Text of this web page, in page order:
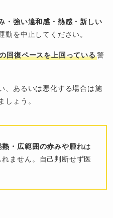
・強い違和感・熱感・新しい
動を中止してください。
回復ペースを上回っている警
、あるいは悪化する場合は施
しょう。
・広範囲の赤みや腫れは
ません。自己判断せず医